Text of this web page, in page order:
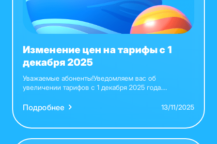
Изменение цен на тарифы с 1
декабря 2025
Уважаемые абоненты!Уведомляем вас об
увеличении тарифов с 1 декабря 2025 года.
можете на нашем сайте или в личном кабинете.
Подробнее 13/11/2025